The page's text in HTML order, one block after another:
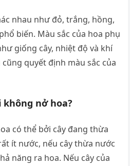
nhau như đỏ, trắng, hồng,
biến. Màu sắc của hoa phụ
giống cây, nhiệt độ và khí
quyết định màu sắc của
không nở hoa?
có thể bởi cây đang thừa
ít nước, nếu cây thừa nước
năng ra hoa. Nếu cây của